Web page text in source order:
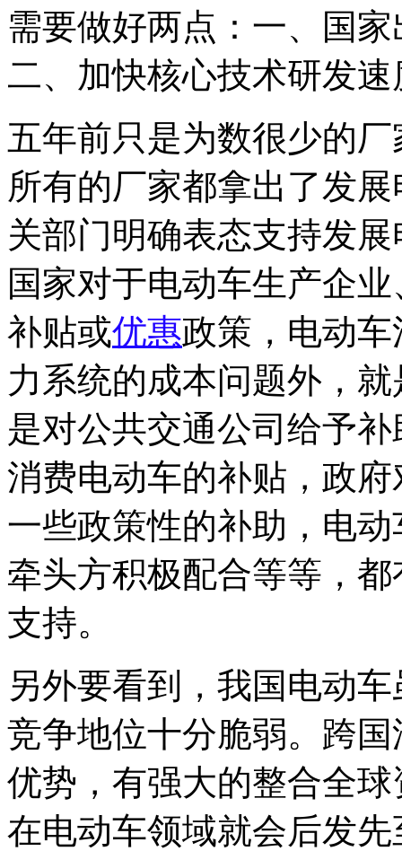
需要做好两点：一、国
二、加快核心技术研发速
五年前只是为数很少的
所有的厂家都拿出了发
关部门明确表态支持发
国家对于电动车生产企
补贴或优惠政策，电动
力系统的成本问题外，
是对公共交通公司给予
消费电动车的补贴，政
一些政策性的补助，电
牵头方积极配合等等，
支持。
另外要看到，我国电动
竞争地位十分脆弱。跨
优势，有强大的整合全
在电动车领域就会后发